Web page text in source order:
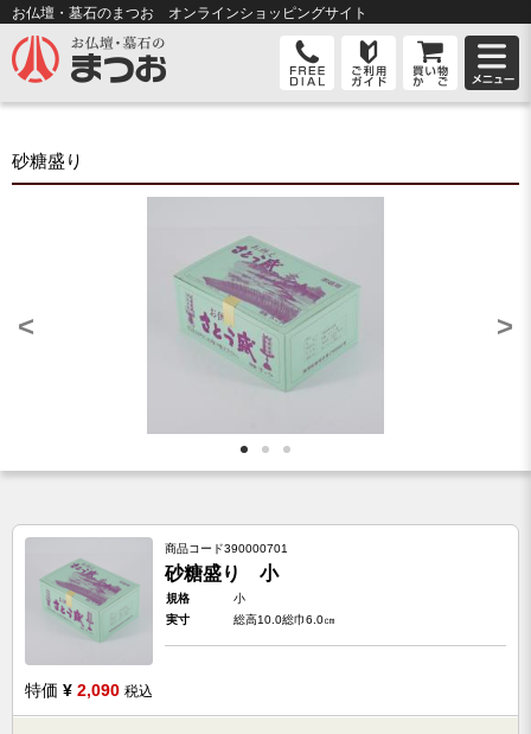
お仏壇・墓石のまつお オンラインショッピングサイト
砂糖盛り
< >
商品コード390000701
砂糖盛り 小
規格
小
実寸
総高10.0総巾6.0㎝
特価 ¥ 2,090 税込